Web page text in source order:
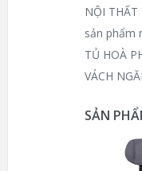
NỘI THẤT
sản phẩm
TỦ HOÀ
VÁCH
SẢN